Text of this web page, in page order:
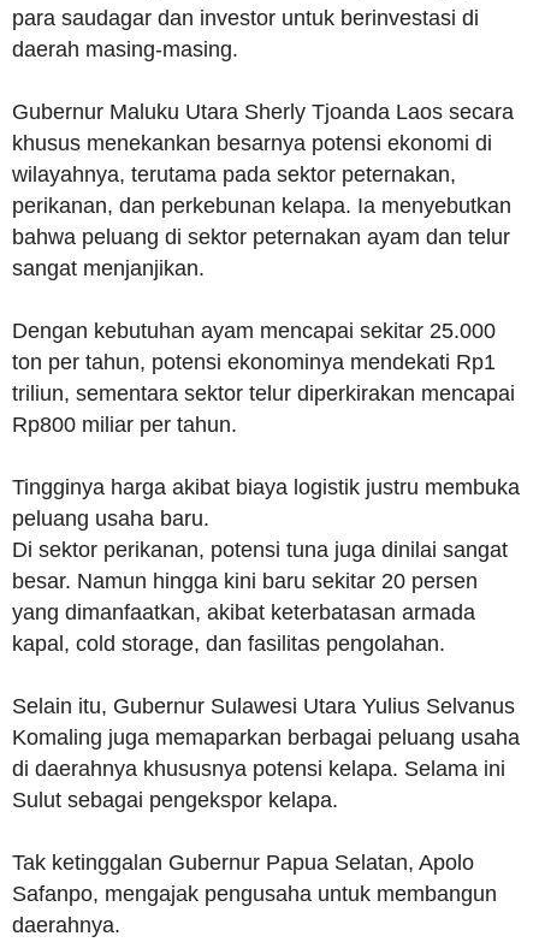
para saudagar dan investor untuk berinvestasi di
daerah masing-masing.
Gubernur Maluku Utara Sherly Tjoanda Laos secara
khusus menekankan besarnya potensi ekonomi di
wilayahnya, terutama pada sektor peternakan,
perikanan, dan perkebunan kelapa. Ia menyebutkan
bahwa peluang di sektor peternakan ayam dan telur
sangat menjanjikan.
Dengan kebutuhan ayam mencapai sekitar 25.000
ton per tahun, potensi ekonominya mendekati Rp1
triliun, sementara sektor telur diperkirakan mencapai
Rp800 miliar per tahun.
Tingginya harga akibat biaya logistik justru membuka
peluang usaha baru.
Di sektor perikanan, potensi tuna juga dinilai sangat
besar. Namun hingga kini baru sekitar 20 persen
yang dimanfaatkan, akibat keterbatasan armada
kapal, cold storage, dan fasilitas pengolahan.
Selain itu, Gubernur Sulawesi Utara Yulius Selvanus
Komaling juga memaparkan berbagai peluang usaha
di daerahnya khususnya potensi kelapa. Selama ini
Sulut sebagai pengekspor kelapa.
Tak ketinggalan Gubernur Papua Selatan, Apolo
Safanpo, mengajak pengusaha untuk membangun
daerahnya.